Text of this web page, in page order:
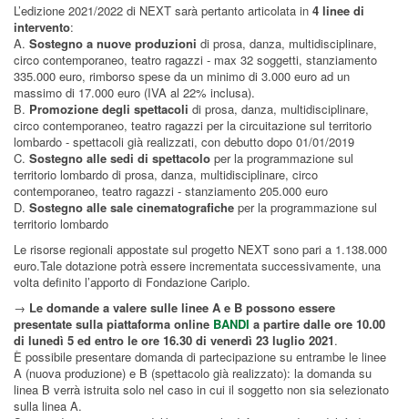
L’edizione 2021/2022 di NEXT sarà pertanto articolata in 4 linee di
intervento:
A. Sostegno a nuove produzioni di prosa, danza, multidisciplinare,
circo contemporaneo, teatro ragazzi - max 32 soggetti, stanziamento
335.000 euro, rimborso spese da un minimo di 3.000 euro ad un
massimo di 17.000 euro (IVA al 22% inclusa).
B. Promozione degli spettacoli di prosa, danza, multidisciplinare,
circo contemporaneo, teatro ragazzi per la circuitazione sul territorio
lombardo - spettacoli già realizzati, con debutto dopo 01/01/2019
C. Sostegno alle sedi di spettacolo per la programmazione sul
territorio lombardo di prosa, danza, multidisciplinare, circo
contemporaneo, teatro ragazzi - stanziamento 205.000 euro
D. Sostegno alle sale cinematografiche per la programmazione sul
territorio lombardo
Le risorse regionali appostate sul progetto NEXT sono pari a 1.138.000
euro.Tale dotazione potrà essere incrementata successivamente, una
volta definito l’apporto di Fondazione Cariplo.
→ Le domande a valere sulle linee A e B possono essere
presentate sulla piattaforma online BANDI a partire dalle ore 10.00
di lunedì 5 ed entro le ore 16.30 di venerdì 23 luglio 2021.
È possibile presentare domanda di partecipazione su entrambe le linee
A (nuova produzione) e B (spettacolo già realizzato): la domanda su
linea B verrà istruita solo nel caso in cui il soggetto non sia selezionato
sulla linea A.